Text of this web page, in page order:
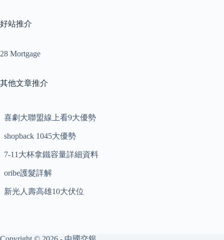
好站推介
28 Mortgage
其他文章推介
喜劇大聯盟線上看9大優勢
shopback 1045大優勢
7-11大杯拿鐵容量詳細資料
oribe護髮詳解
新光人壽高雄10大伏位